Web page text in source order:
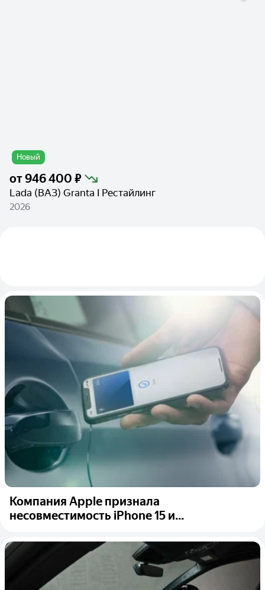
Новый
от946 400 ₽
Lada (ВАЗ) Granta I Рестайлинг
2026
Компания Apple признала
несовместимость iPhone 15 и...